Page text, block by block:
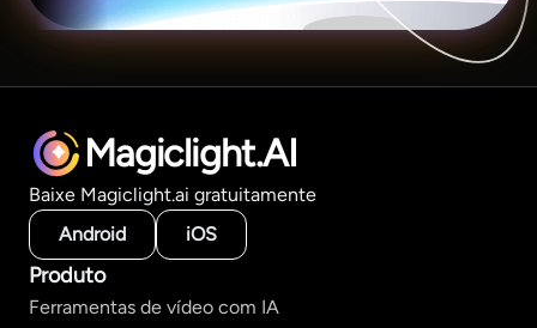
Magiclight.AI
Baixe Magiclight.ai gratuitamente
Android
iOS
Produto
Ferramentas de vídeo com IA